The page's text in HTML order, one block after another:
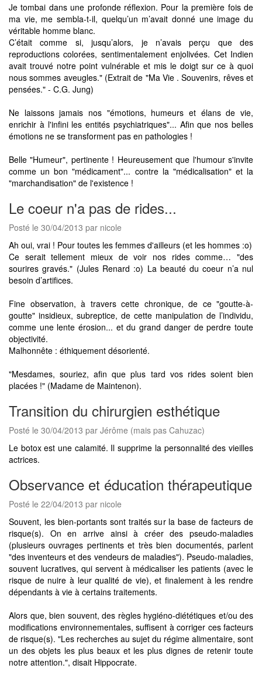
Je tombai dans une profonde réflexion. Pour la première fois de
ma vie, me sembla-t-il, quelqu’un m’avait donné une image du
véritable homme blanc.
C’était comme si, jusqu’alors, je n’avais perçu que des
reproductions colorées, sentimentalement enjolivées. Cet Indien
avait trouvé notre point vulnérable et mis le doigt sur ce à quoi
nous sommes aveugles." (Extrait de "Ma Vie . Souvenirs, rêves et
pensées." - C.G. Jung)
Ne laissons jamais nos "émotions, humeurs et élans de vie,
enrichir à l'infini les entités psychiatriques"... Afin que nos belles
émotions ne se transforment pas en pathologies !
Belle "Humeur", pertinente ! Heureusement que l'humour s'invite
comme un bon "médicament"... contre la "médicalisation" et la
"marchandisation" de l'existence !
Le coeur n'a pas de rides...
Posté le 30/04/2013 par nicole
Ah oui, vrai ! Pour toutes les femmes d'ailleurs (et les hommes :o)
Ce serait tellement mieux de voir nos rides comme… "des
sourires gravés." (Jules Renard :o) La beauté du coeur n’a nul
besoin d’artifices.
Fine observation, à travers cette chronique, de ce "goutte-à-
goutte" insidieux, subreptice, de cette manipulation de l’individu,
comme une lente érosion... et du grand danger de perdre toute
objectivité.
Malhonnête : éthiquement désorienté.
"Mesdames, souriez, afin que plus tard vos rides soient bien
placées !" (Madame de Maintenon).
Transition du chirurgien esthétique
Posté le 30/04/2013 par Jérôme (mais pas Cahuzac)
Le botox est une calamité. Il supprime la personnalité des vieilles
actrices.
Observance et éducation thérapeutique
Posté le 22/04/2013 par nicole
Souvent, les bien-portants sont traités sur la base de facteurs de
risque(s). On en arrive ainsi à créer des pseudo-maladies
(plusieurs ouvrages pertinents et très bien documentés, parlent
"des inventeurs et des vendeurs de maladies"). Pseudo-maladies,
souvent lucratives, qui servent à médicaliser les patients (avec le
risque de nuire à leur qualité de vie), et finalement à les rendre
dépendants à vie à certains traitements.
Alors que, bien souvent, des règles hygiéno-diététiques et/ou des
modifications environnementales, suffisent à corriger ces facteurs
de risque(s). "Les recherches au sujet du régime alimentaire, sont
un des objets les plus beaux et les plus dignes de retenir toute
notre attention.", disait Hippocrate.